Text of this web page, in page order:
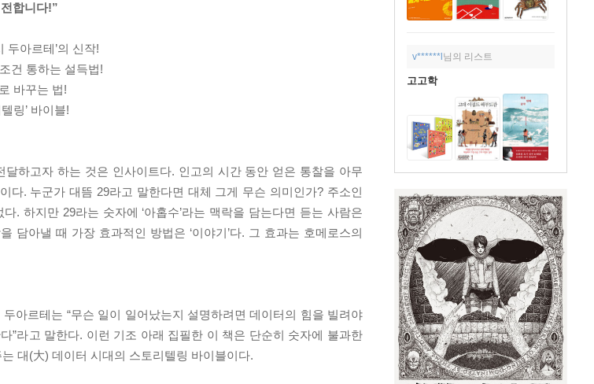
v******l님의 리스트
고고학
합니다!”
두아르테’의 신작!
건 통하는 설득법!
바꾸는 법!
링’ 바이블!
하고자 하는 것은 인사이트다. 인고의 시간 동안 얻은 통찰을 아무
다. 누군가 대뜸 29라고 말한다면 대체 그게 무슨 의미인가? 주소인
. 하지만 29라는 숫자에 ‘아홉수’라는 맥락을 담는다면 듣는 사람은
담아낼 때 가장 효과적인 방법은 ‘이야기’다. 그 효과는 호메로스의
아르테는 “무슨 일이 일어났는지 설명하려면 데이터의 힘을 빌려야
”라고 말한다. 이런 기조 아래 집필한 이 책은 단순히 숫자에 불과한
대(大) 데이터 시대의 스토리텔링 바이블이다.